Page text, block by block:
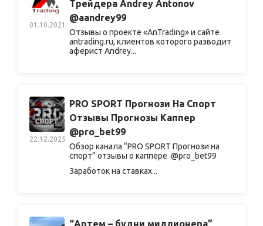
01.10.2021
Трейдера Andrey Antonov
@aandrey99
Отзывы о проекте «AnTrading» и сайте
antrading.ru, клиентов которого разводит
аферист Andrey...
22.12.2025
PRO SPORT Прогнози На Спорт
Отзывы Прогнозы Каппер
@pro_bet99
Обзор канала “PRO SPORT Прогнози на
спорт” отзывы о каппере @pro_bet99
Заработок на ставках...
“Артем – будни миллионера”